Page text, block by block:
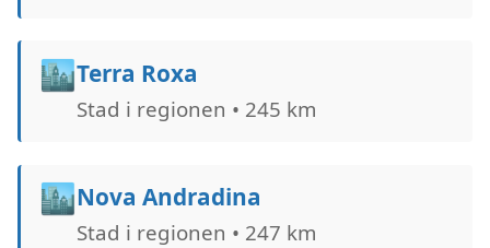
🏙️Terra Roxa
Stad i regionen • 245 km
🏙️Nova Andradina
Stad i regionen • 247 km